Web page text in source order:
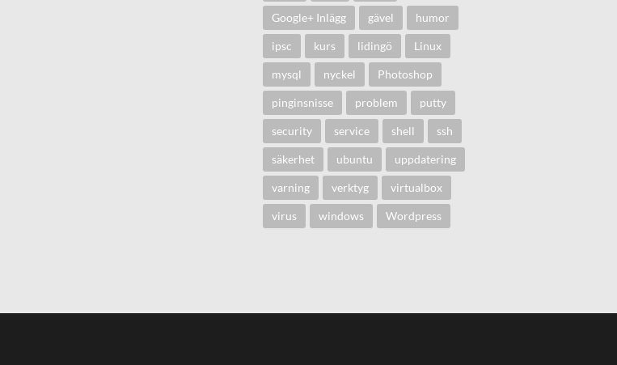
Google+ Inlägg gävel humor
ipsc kurs lidingö Linux
mysql nyckel Photoshop
pinginsnisse problem putty
security service shell ssh
säkerhet ubuntu uppdatering
varning verktyg virtualbox
virus windows Wordpress